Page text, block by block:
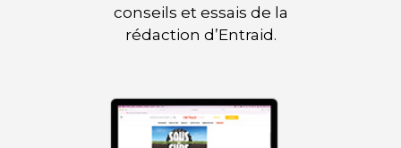
conseils et essais de la
rédaction d’Entraid.